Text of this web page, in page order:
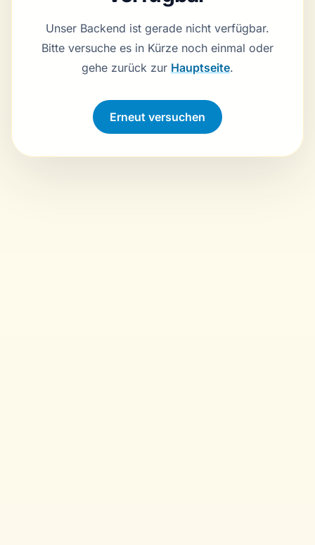
Unser Backend ist gerade nicht verfügbar.
Bitte versuche es in Kürze noch einmal oder
gehe zurück zur Hauptseite.
Verbindung wird hergestellt …